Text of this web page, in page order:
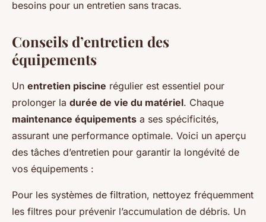
besoins pour un entretien sans tracas.
Conseils d’entretien des
équipements
Un entretien piscine régulier est essentiel pour
prolonger la durée de vie du matériel. Chaque
maintenance équipements a ses spécificités,
assurant une performance optimale. Voici un aperçu
des tâches d’entretien pour garantir la longévité de
vos équipements :
Pour les systèmes de filtration, nettoyez fréquemment
les filtres pour prévenir l’accumulation de débris. Un